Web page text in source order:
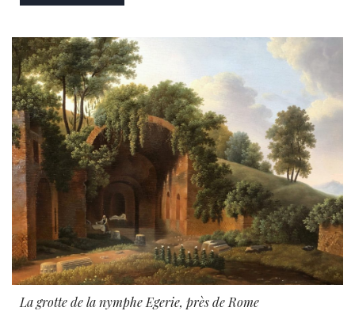
La grotte de la nymphe Egerie, près de Rome